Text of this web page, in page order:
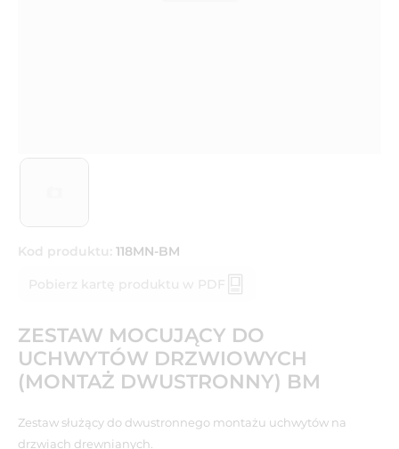
Kod produktu: 118MN-BM
Pobierz kartę produktu w PDF
ZESTAW MOCUJĄCY DO
UCHWYTÓW DRZWIOWYCH
(MONTAŻ DWUSTRONNY) BM
Zestaw służący do dwustronnego montażu uchwytów na
drzwiach drewnianych.